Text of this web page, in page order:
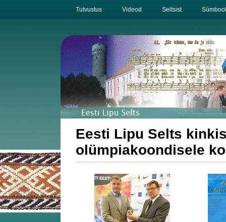
Tutvustus Videod Seltsist
Eesti Lipu Selts
olümpiakoondisele